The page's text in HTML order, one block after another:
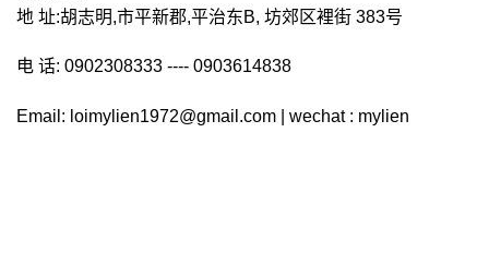
地 址:胡志明,市平新郡,平治东B, 坊郊区裡街 383号
电 话: 0902308333 ---- 0903614838
Email: loimylien1972@gmail.com | wechat : mylien